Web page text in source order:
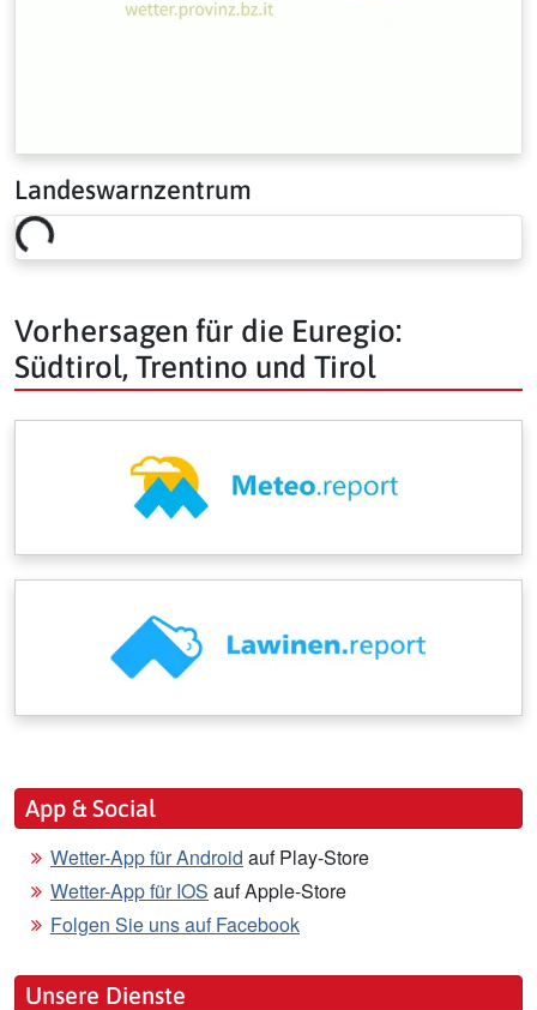
Landeswarnzentrum
Loading risk overview…
Vorhersagen für die Euregio:
Südtirol, Trentino und Tirol
App & Social
Wetter-App für Android auf Play-Store
Wetter-App für IOS auf Apple-Store
Folgen Sie uns auf Facebook
Unsere Dienste